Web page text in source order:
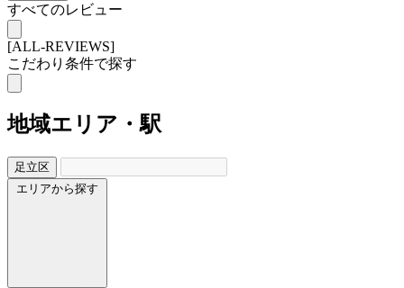
すべてのレビュー
[ALL-REVIEWS]
こだわり条件で探す
地域エリア・駅
足立区
エリアから探す